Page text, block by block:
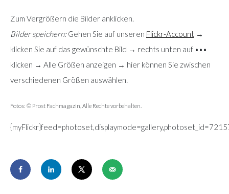
Zum Vergrößern die Bilder anklicken.
Bilder speichern: Gehen Sie auf unseren Flickr-Account →
klicken Sie auf das gewünschte Bild → rechts unten auf •••
klicken → Alle Größen anzeigen → hier können Sie zwischen
verschiedenen Größen auswählen.
Fotos: © Prost Fachmagazin, Alle Rechte vorbehalten.